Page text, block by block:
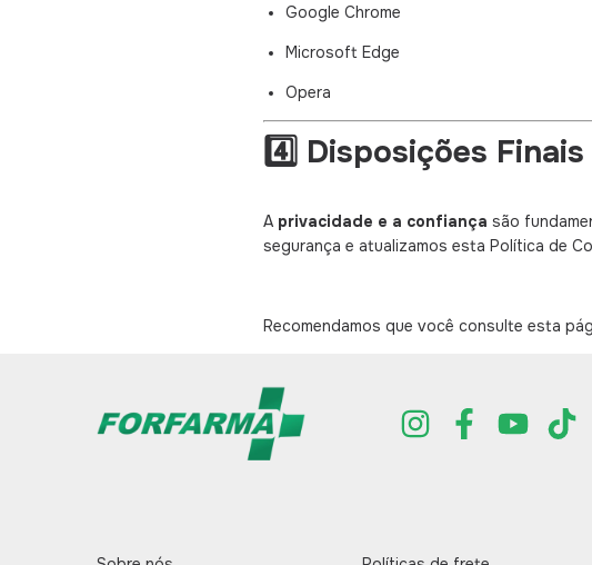
Google Chrome
Microsoft Edge
Opera
4️⃣ Disposições Finais
A privacidade e a confiança são
segurança e atualizamos esta Política de
Recomendamos que você consulte esta